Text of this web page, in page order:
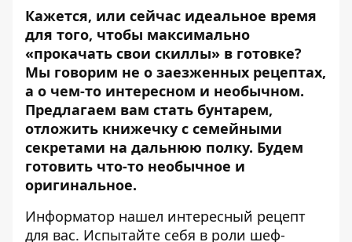
Кажется, или сейчас идеальное время
для того, чтобы максимально
«прокачать свои скиллы» в готовке?
Мы говорим не о заезженных рецептах,
а о чем-то интересном и необычном.
Предлагаем вам стать бунтарем,
отложить книжечку с семейными
секретами на дальнюю полку. Будем
готовить что-то необычное и
оригинальное.
Информатор нашел интересный рецепт
для вас. Испытайте себя в роли шеф-